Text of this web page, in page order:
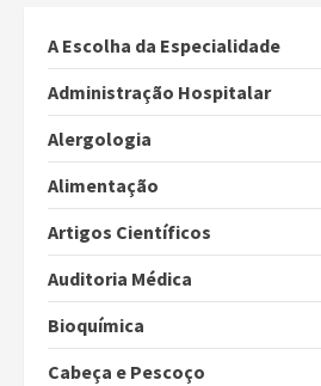
A Escolha da Especialidade
Administração Hospitalar
Alergologia
Alimentação
Artigos Científicos
Auditoria Médica
Bioquímica
Cabeça e Pescoço